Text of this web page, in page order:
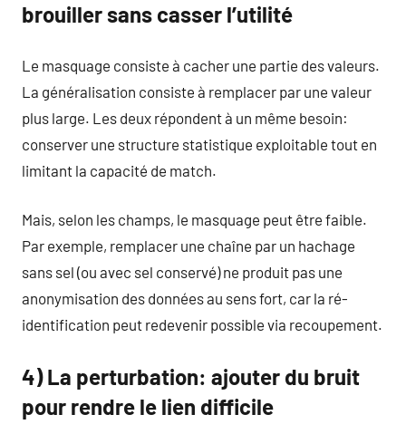
brouiller sans casser l’utilité
Le masquage consiste à cacher une partie des valeurs.
La généralisation consiste à remplacer par une valeur
plus large. Les deux répondent à un même besoin:
conserver une structure statistique exploitable tout en
limitant la capacité de match.
Mais, selon les champs, le masquage peut être faible.
Par exemple, remplacer une chaîne par un hachage
sans sel (ou avec sel conservé) ne produit pas une
anonymisation des données au sens fort, car la ré-
identification peut redevenir possible via recoupement.
4) La perturbation: ajouter du bruit
pour rendre le lien difficile